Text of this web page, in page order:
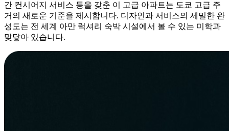
간 컨시어지 서비스 등을 갖춘 이 고급 아파트는 도쿄 고급 주
거의 새로운 기준을 제시합니다. 디자인과 서비스의 세밀한 완
성도는 전 세계 아만 럭셔리 숙박 시설에서 볼 수 있는 미학과
맞닿아 있습니다.